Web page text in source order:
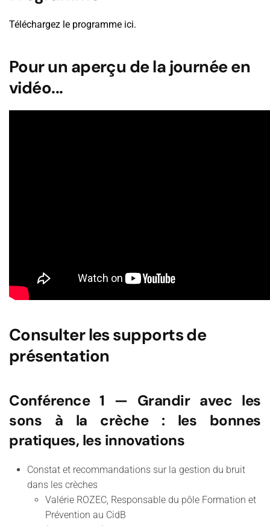
Téléchargez le programme ici.
Pour un aperçu de la journée en
vidéo...
Consulter les supports de
présentation
Conférence 1 — Grandir avec les
sons à la crèche : les bonnes
pratiques, les innovations
Constat et recommandations sur la gestion du bruit
dans les crèches
Valérie ROZEC, Responsable du pôle Formation et
Prévention au CidB